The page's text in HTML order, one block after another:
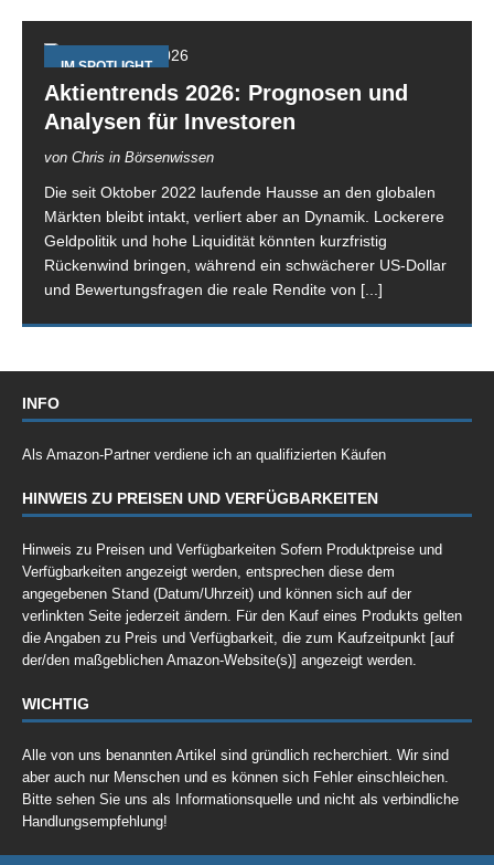
IM SPOTLIGHT
Aktientrends 2026: Prognosen und
Analysen für Investoren
von Chris in Börsenwissen
Die seit Oktober 2022 laufende Hausse an den globalen
Märkten bleibt intakt, verliert aber an Dynamik. Lockerere
Geldpolitik und hohe Liquidität könnten kurzfristig
Rückenwind bringen, während ein schwächerer US-Dollar
und Bewertungsfragen die reale Rendite von [...]
INFO
Als Amazon-Partner verdiene ich an qualifizierten Käufen
HINWEIS ZU PREISEN UND VERFÜGBARKEITEN
Hinweis zu Preisen und Verfügbarkeiten Sofern Produktpreise und
Verfügbarkeiten angezeigt werden, entsprechen diese dem
angegebenen Stand (Datum/Uhrzeit) und können sich auf der
verlinkten Seite jederzeit ändern. Für den Kauf eines Produkts gelten
die Angaben zu Preis und Verfügbarkeit, die zum Kaufzeitpunkt [auf
der/den maßgeblichen Amazon-Website(s)] angezeigt werden.
WICHTIG
Alle von uns benannten Artikel sind gründlich recherchiert. Wir sind
aber auch nur Menschen und es können sich Fehler einschleichen.
Bitte sehen Sie uns als Informationsquelle und nicht als verbindliche
Handlungsempfehlung!